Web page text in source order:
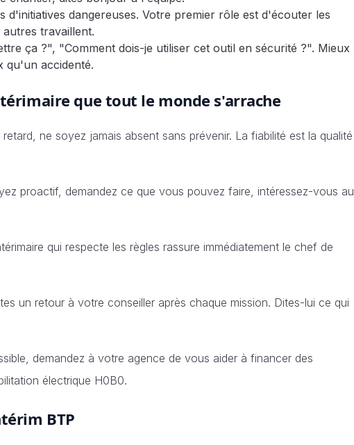
d'initiatives dangereuses. Votre premier rôle est d'écouter les
travaillent.
ça ?", "Comment dois-je utiliser cet outil en sécurité ?". Mieux
qu'un accidenté.
que tout le monde s'arrache
ne soyez jamais absent sans prévenir. La fiabilité est la qualité
proactif, demandez ce que vous pouvez faire, intéressez-vous au
qui respecte les règles rassure immédiatement le chef de
un retour à votre conseiller après chaque mission. Dites-lui ce qui
demandez à votre agence de vous aider à financer des
électrique H0B0.
BTP